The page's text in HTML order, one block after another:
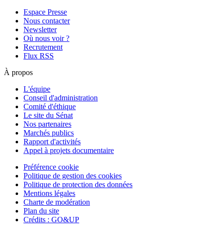
Espace Presse
Nous contacter
Newsletter
Où nous voir ?
Recrutement
Flux RSS
À propos
L'équipe
Conseil d'administration
Comité d'éthique
Le site du Sénat
Nos partenaires
Marchés publics
Rapport d'activités
Appel à projets documentaire
Préférence cookie
Politique de gestion des cookies
Politique de protection des données
Mentions légales
Charte de modération
Plan du site
Crédits : GO&UP